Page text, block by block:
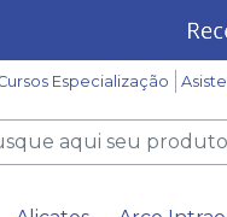
Especialização